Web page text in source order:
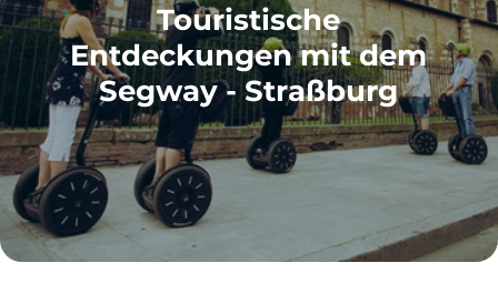
Touristische
Entdeckungen mit dem
Segway - Straßburg